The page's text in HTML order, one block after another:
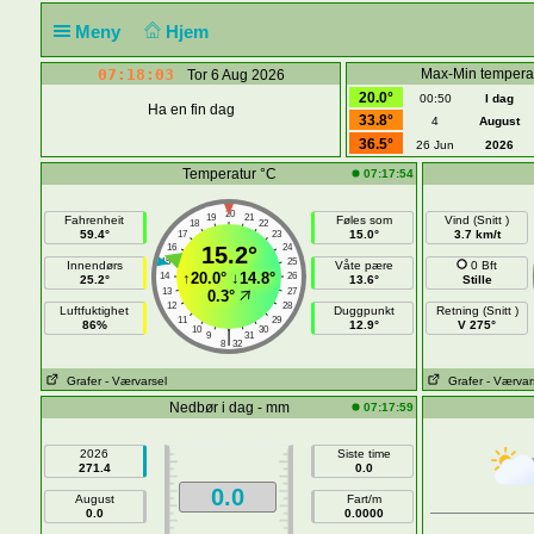
Meny Hjem
07:18:03 Tor 6 Aug 2026
Ha en fin dag
Max-Min
20.0°
00:50 I dag
33.8°
4 August
36.5°
26 Jun 2026
Temperatur °C 07:17:54
Fahrenheit
59.4°
Innendørs
25.2°
Luftfuktighet
86%
20
19 21
18
22
17
23
16
24
15
25
14
26
13
27
12
28
11
29
10
30
9 31
|
8 32
15.2°
↑20.0° ↓14.8°
0.3°
Føles som
15.0°
Våte pære
13.6°
Duggpunkt
12.9°
Grafer - Værvarsel
Vind (Snitt )
3.7 km/t
0 Bft
Stille
Retning (Snitt )
V 275°
Grafer -
Nedbør i dag - mm 07:17:59
2026
271.4
August
0.0
0.0
Siste time
0.0
Fart/m
0.0000